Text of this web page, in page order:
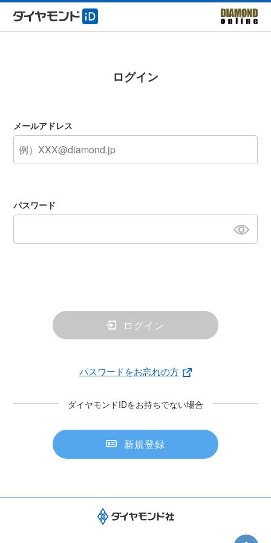
ログイン
メールアドレス
パスワード
ログイン
パスワードをお忘れの方
ダイヤモンドIDをお持ちでない場合
新規登録